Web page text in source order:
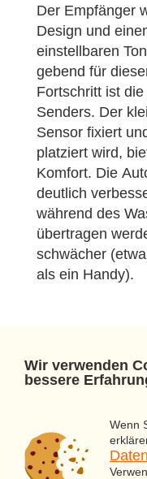
Der Empfänger
Design und
einstellbaren
gebend für
Fortschritt ist
Senders. Der
Sensor fixiert
platziert wird,
Komfort. Die
deutlich
während des
übertragen
schwächer
als ein Handy).
+41 32 751 27 95
Wir verwenden
bessere
Wenn